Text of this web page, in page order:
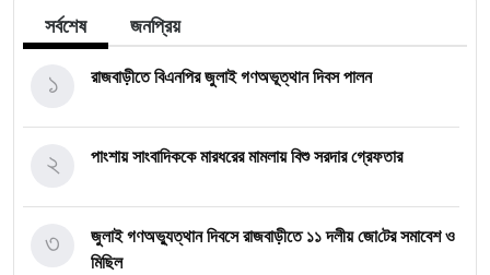
সর্বশেষ জনপ্রিয়
রাজবাড়ীতে বিএন‌পির জুলাই গণঅভূত্থান দিবস পালন
১
পাংশায় সাংবাদিককে মারধরের মামলায় বিশু সরদার গ্রেফতার
২
জুলাই গণঅভ্যুত্থান দিবসে রাজবাড়ীতে ১১ দলীয় জো‌টের সমাবেশ ও
মি‌ছিল
৩